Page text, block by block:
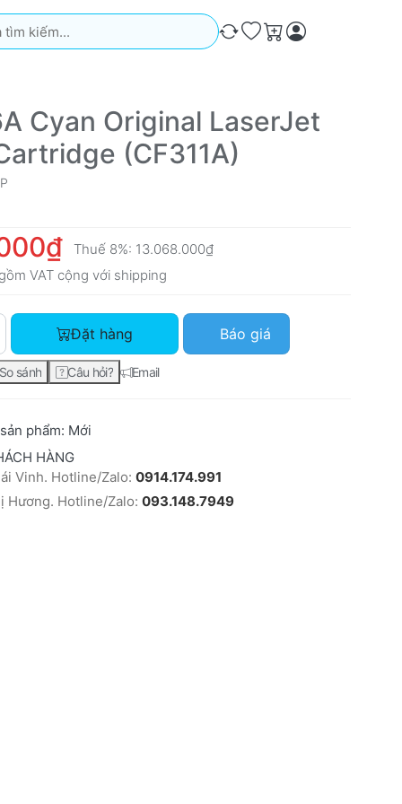
Kết quả sẽ tự động xuất hiện khi bạn nhập. Nhấn phím
So sánh
Ưa thích
Giỏ hàng
Cyan Original LaserJet
(CF311A)
Thuế 8%: 13.068.000₫
VAT cộng với shipping
HP 826A Cyan Original LaserJet Toner Cartridge (CF311A)
Đặt hàng Báo giá
So sánh Câu hỏi? Email
phẩm: Mới
HÀNG
Vinh. Hotline/Zalo: 0914.174.991
Hương. Hotline/Zalo: 093.148.7949